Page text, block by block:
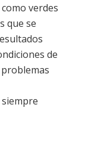
verdes
que se
de